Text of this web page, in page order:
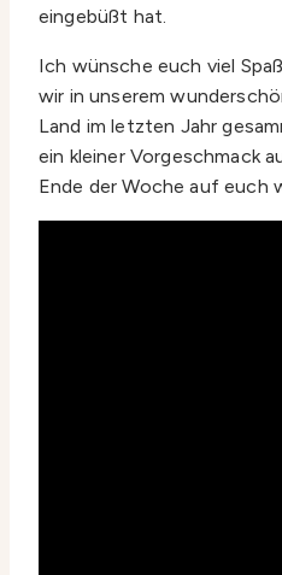
eingebüßt hat.
Ich wünsche euch viel
wir in unserem
Land im letzten Jahr
ein kleiner Vorgeschmack
Ende der Woche auf euch